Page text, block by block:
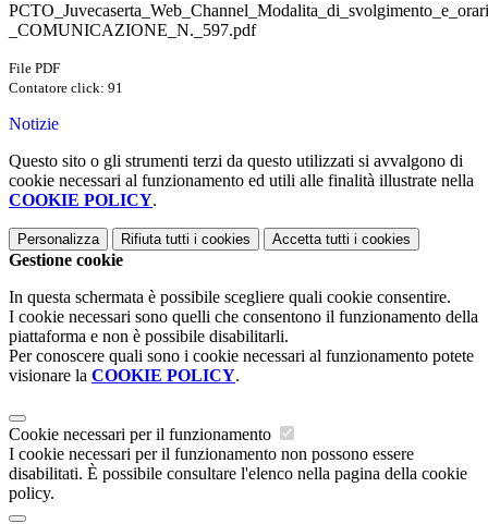
_COMUNICAZIONE_N._597.pdf
File PDF
Contatore click: 91
Notizie
Questo sito o gli strumenti terzi da questo utilizzati si avvalgono di
cookie necessari al funzionamento ed utili alle finalità illustrate nella
COOKIE POLICY.
Personalizza Rifiuta tutti i cookies Accetta tutti i cookies
Gestione cookie
In questa schermata è possibile scegliere quali cookie consentire.
I cookie necessari sono quelli che consentono il funzionamento della
piattaforma e non è possibile disabilitarli.
Per conoscere quali sono i cookie necessari al funzionamento potete
visionare la COOKIE POLICY.
Cookie necessari per il funzionamento
I cookie necessari per il funzionamento non possono essere
disabilitati. È possibile consultare l'elenco nella pagina della cookie
policy.